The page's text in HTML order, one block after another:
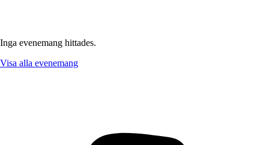
Inga evenemang hittades.
Visa alla evenemang